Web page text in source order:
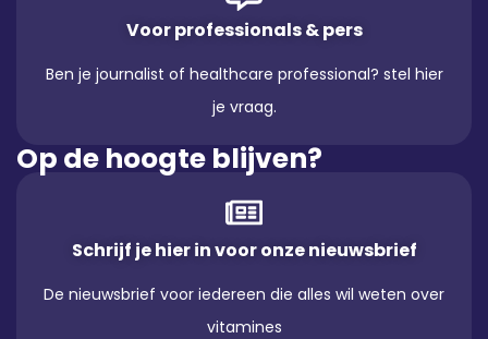
Voor professionals & pers
Ben je journalist of healthcare professional? stel hier
je vraag.
Op de hoogte blijven?
Schrijf je hier in voor onze nieuwsbrief
De nieuwsbrief voor iedereen die alles wil weten over
vitamines